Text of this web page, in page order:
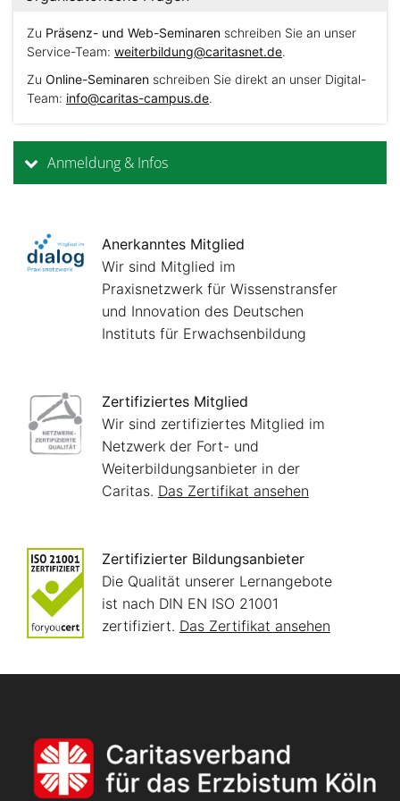
Zu Präsenz- und Web-Seminaren schreiben Sie an unser
Service-Team: weiterbildung@caritasnet.de.
Zu Online-Seminaren schreiben Sie direkt an unser Digital-
Team: info@caritas-campus.de.
Anmeldung & Infos
Anerkanntes Mitglied
Wir sind Mitglied im
Praxisnetzwerk für Wissenstransfer
und Innovation des Deutschen
Instituts für Erwachsenbildung
Zertifiziertes Mitglied
Wir sind zertifiziertes Mitglied im
Netzwerk der Fort- und
Weiterbildungsanbieter in der
Caritas. Das Zertifikat ansehen
Zertifizierter Bildungsanbieter
Die Qualität unserer Lernangebote
ist nach DIN EN ISO 21001
zertifiziert. Das Zertifikat ansehen